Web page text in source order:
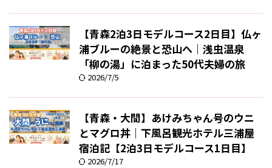
【青森2泊3日モデルコース2日目】仏ヶ
浦ブルーの絶景と恐山へ｜浅虫温泉
「柳の湯」に泊まった50代夫婦の旅
2026/7/5
【青森・大間】あけみちゃん号のウニ
とマグロ丼｜下風呂観光ホテル三浦屋
宿泊記【2泊3日モデルコース1日目】
2026/7/17